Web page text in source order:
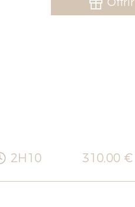
2H10 310,00 €